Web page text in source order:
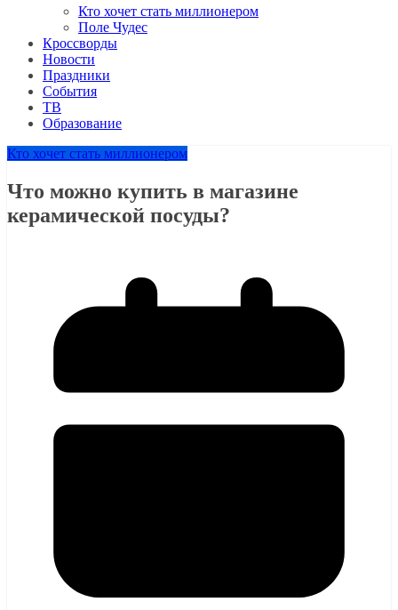
Кто хочет стать миллионером
Поле Чудес
Кроссворды
Новости
Праздники
События
ТВ
Образование
Кто хочет стать миллионером
Что можно купить в магазине
керамической посуды?